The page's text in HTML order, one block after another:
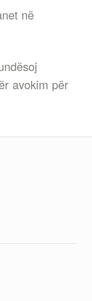
në
avokim për